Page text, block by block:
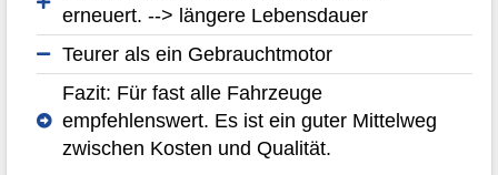
erneuert. --> längere Lebensdauer
Teurer als ein Gebrauchtmotor
Fazit: Für fast alle Fahrzeuge
empfehlenswert. Es ist ein guter Mittelweg
zwischen Kosten und Qualität.